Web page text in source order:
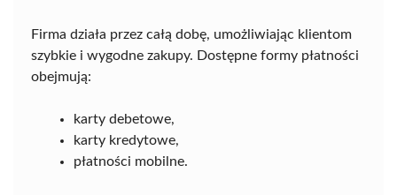
Firma działa przez całą dobę, umożliwiając klientom
szybkie i wygodne zakupy. Dostępne formy płatności
obejmują:
karty debetowe,
karty kredytowe,
płatności mobilne.